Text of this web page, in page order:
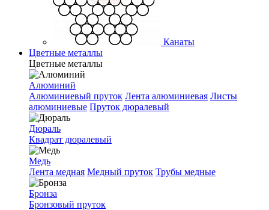
Канаты
Цветные металлы
Цветные металлы
Алюминий
Алюминиевый пруток Лента алюминиевая Листы
алюминиевые Пруток дюралевый
Дюраль
Квадрат дюралевый
Медь
Лента медная Медный пруток Трубы медные
Бронза
Бронзовый пруток